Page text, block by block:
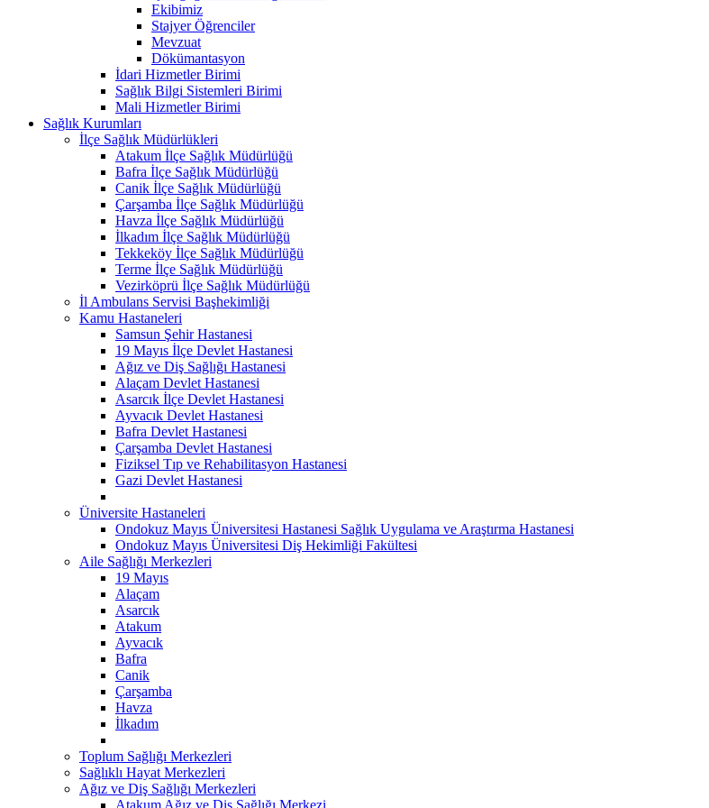
Ekibimiz
Stajyer Öğrenciler
Mevzuat
Dökümantasyon
İdari Hizmetler Birimi
Sağlık Bilgi Sistemleri Birimi
Mali Hizmetler Birimi
Sağlık Kurumları
İlçe Sağlık Müdürlükleri
Atakum İlçe Sağlık Müdürlüğü
Bafra İlçe Sağlık Müdürlüğü
Canik İlçe Sağlık Müdürlüğü
Çarşamba İlçe Sağlık Müdürlüğü
Havza İlçe Sağlık Müdürlüğü
İlkadım İlçe Sağlık Müdürlüğü
Tekkeköy İlçe Sağlık Müdürlüğü
Terme İlçe Sağlık Müdürlüğü
Vezirköprü İlçe Sağlık Müdürlüğü
İl Ambulans Servisi Başhekimliği
Kamu Hastaneleri
Samsun Şehir Hastanesi
19 Mayıs İlçe Devlet Hastanesi
Ağız ve Diş Sağlığı Hastanesi
Alaçam Devlet Hastanesi
Asarcık İlçe Devlet Hastanesi
Ayvacık Devlet Hastanesi
Bafra Devlet Hastanesi
Çarşamba Devlet Hastanesi
Fiziksel Tıp ve Rehabilitasyon Hastanesi
Gazi Devlet Hastanesi
Üniversite Hastaneleri
Ondokuz Mayıs Üniversitesi Hastanesi Sağlık Uygulama ve Araştırma Hastanesi
Ondokuz Mayıs Üniversitesi Diş Hekimliği Fakültesi
Aile Sağlığı Merkezleri
19 Mayıs
Alaçam
Asarcık
Atakum
Ayvacık
Bafra
Canik
Çarşamba
Havza
İlkadım
Toplum Sağlığı Merkezleri
Sağlıklı Hayat Merkezleri
Ağız ve Diş Sağlığı Merkezleri
Atakum Ağız ve Diş Sağlığı Merkezi